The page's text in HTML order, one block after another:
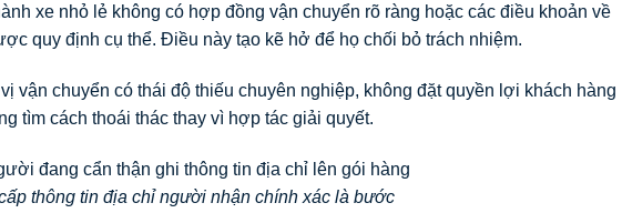
xe nhỏ lẻ không có hợp đồng vận chuyển rõ ràng hoặc các điều khoản về
quy định cụ thể. Điều này tạo kẽ hở để họ chối bỏ trách nhiệm.
vận chuyển có thái độ thiếu chuyên nghiệp, không đặt quyền lợi khách hàng
tìm cách thoái thác thay vì hợp tác giải quyết.
thông tin địa chỉ người nhận chính xác là bước